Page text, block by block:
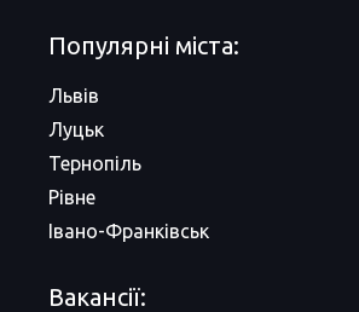
Популярні міста:
Львів
Луцьк
Тернопіль
Рівне
Івано-Франківськ
Вакансії: